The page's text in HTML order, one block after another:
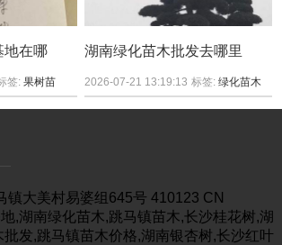
地在哪
签:果树苗
湖南绿化苗木批发去哪里
2026-07-21 13:19:13 标签:绿化苗木
镇大美村易婆组645号 410123 CN
,湖南绿化苗木,跳马镇苗木,长沙桂花树,湖
发,跳马镇苗木价格,湖南银杏树,长沙红叶